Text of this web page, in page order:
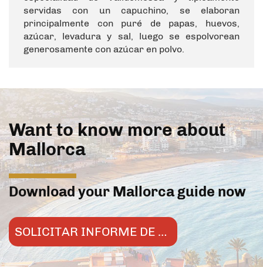
servidas con un capuchino, se elaboran
principalmente con puré de papas, huevos,
azúcar, levadura y sal, luego se espolvorean
generosamente con azúcar en polvo.
Want to know more about
Mallorca
Download your Mallorca guide now
SOLICITAR INFORME DE MERCADO